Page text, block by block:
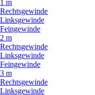
1 m
Rechtsgewinde
Linksgewinde
Feingewinde
2 m
Rechtsgewinde
Linksgewinde
Feingewinde
3 m
Rechtsgewinde
Linksgewinde